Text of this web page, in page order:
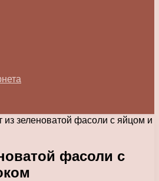
из зеленоватой фасоли с яйцом и
фасоли с